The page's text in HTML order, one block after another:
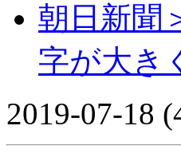
朝日新聞
字が大き
2019-07-18